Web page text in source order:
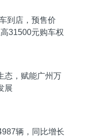
到店，预售价
31500元购车权
态，赋能广州万
展
辆，同比增长